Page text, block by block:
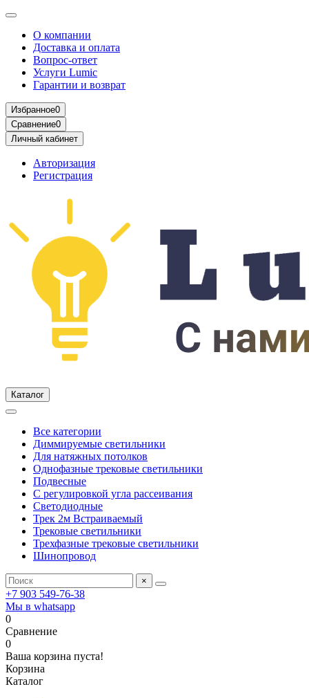
О компании
Доставка и оплата
Вопрос-ответ
Услуги Lumic
Гарантии и возврат
Избранное0
Сравнение0
Личный кабинет
Авторизация
Регистрация
Каталог
Все категории
Диммируемые светильники
Для натяжных потолков
Однофазные трековые светильники
Подвесные
С регулировкой угла рассеивания
Светодиодные
Трек 2м Встраиваемый
Трековые светильники
Трехфазные трековые светильники
Шинопровод
×
+7 903 549-76-38
Мы в whatsapp
0
Сравнение
0
Ваша корзина пуста!
Корзина
Каталог